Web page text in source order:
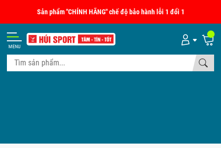
Sản phẩm "CHÍNH HÃNG" chế độ bảo hành lỗi 1 đổi 1
MENU